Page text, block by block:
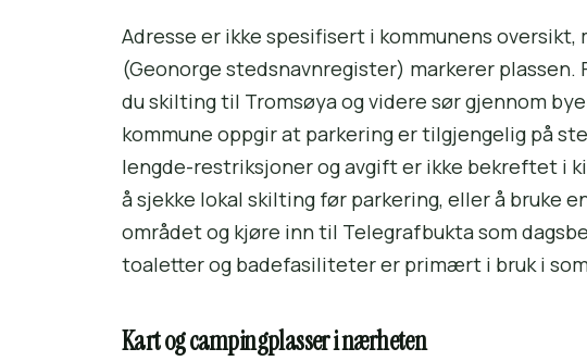
Adresse er ikke spesifisert i kommunens oversikt,
(Geonorge stedsnavnregister) markerer plassen.
du skilting til Tromsøya og videre sør gjennom
kommune oppgir at parkering er tilgjengelig på
lengde-restriksjoner og avgift er ikke bekreftet i
å sjekke lokal skilting før parkering, eller å bruke
området og kjøre inn til Telegrafbukta som
toaletter og badefasiliteter er primært i bruk i
Kart og campingplasser i nærheten